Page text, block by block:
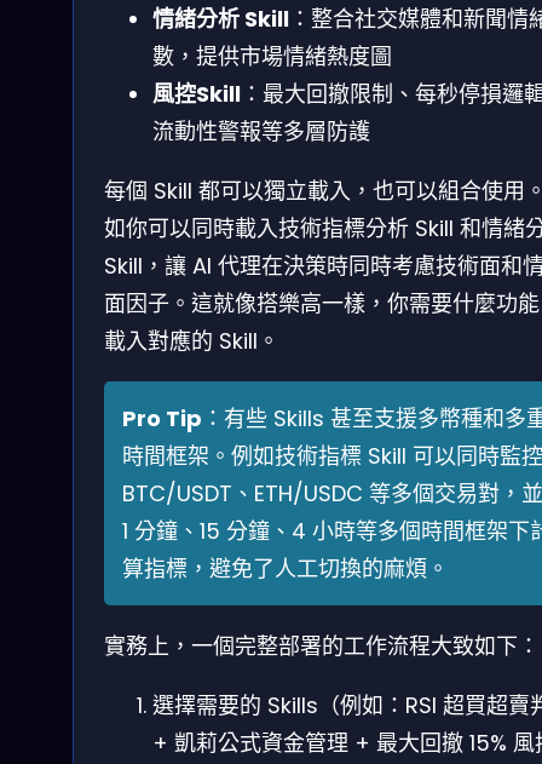
情緒分析 Skill ：整合社交媒體和新聞情
數，提供市場情緒熱度圖
風控Skill ：最大回撤限制、每秒停損邏
流動性警報等多層防護
每個 Skill 都可以獨立載入，也可以組合使用
如你可以同時載入技術指標分析 Skill 和情緒
Skill，讓 AI 代理在決策時同時考慮技術面和
面因子。這就像搭樂高一樣，你需要什麼功
載入對應的 Skill。
Pro Tip ：有些 Skills 甚至支援多幣種和多
時間框架。例如技術指標 Skill 可以同時監控
BTC/USDT、ETH/USDC 等多個交易對，
1 分鐘、15 分鐘、4 小時等多個時間框架下
算指標，避免了人工切換的麻煩。
實務上，一個完整部署的工作流程大致如下：
選擇需要的 Skills（例如：RSI 超買超賣
+ 凱莉公式資金管理 + 最大回撤 15% 風